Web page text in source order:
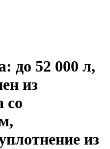
до 52 000 л,
из
со
из